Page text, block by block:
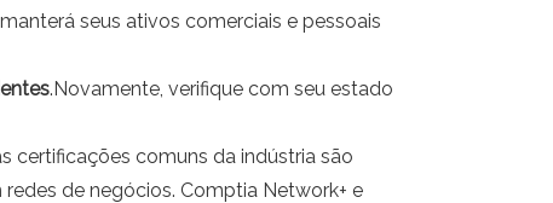
seus ativos comerciais e pessoais
.Novamente, verifique com seu estado
certificações comuns da indústria são
de negócios. Comptia Network+ e